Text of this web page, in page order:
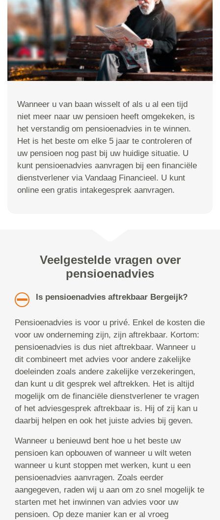
Wanneer u van baan wisselt of als u al een tijd
niet meer naar uw pensioen heeft omgekeken, is
het verstandig om pensioenadvies in te winnen.
Het is het beste om elke 5 jaar te controleren of
uw pensioen nog past bij uw huidige situatie. U
kunt pensioenadvies aanvragen bij een financiële
dienstverlener via Vandaag Financieel. U kunt
online een gratis intakegesprek aanvragen.
Veelgestelde vragen over
pensioenadvies
Is pensioenadvies aftrekbaar Bergeijk?
Pensioenadvies is voor u privé. Enkel de kosten die
voor uw onderneming zijn, zijn aftrekbaar. Kortom:
pensioenadvies is dus niet aftrekbaar. Wanneer u
dit combineert met advies voor andere zakelijke
doeleinden zoals andere zakelijke verzekeringen,
dan kunt u dit gesprek wel aftrekken. Het is altijd
mogelijk om de financiële dienstverlener te vragen
of het adviesgesprek aftrekbaar is. Hij of zij kan u
daarbij helpen en ook het juiste advies bij geven.
Wanneer u benieuwd bent hoe u het beste uw
pensioen kan opbouwen of wanneer u wilt weten
wanneer u kunt stoppen met werken, kunt u een
pensioenadvies aanvragen. Zoals eerder
aangegeven, raden wij u aan om zo snel mogelijk te
starten met het inwinnen van advies voor uw
pensioen. Op deze manier kan er al vroeg